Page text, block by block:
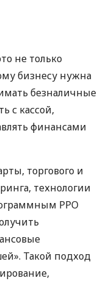
не только
бизнесу нужна
безналичные
с кассой,
финансами
торгового и
технологии
РРО
Такой подход